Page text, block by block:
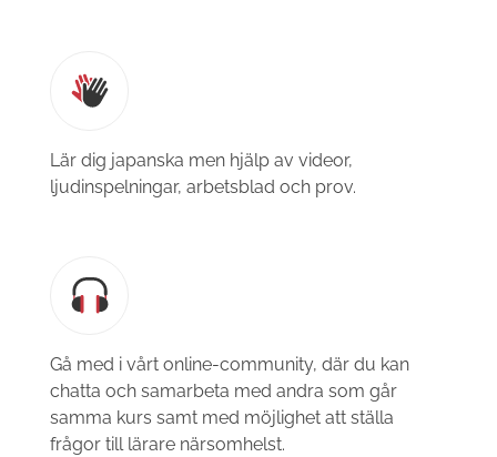
Lär dig japanska men hjälp av videor,
ljudinspelningar, arbetsblad och prov.
Gå med i vårt online-community, där du kan
chatta och samarbeta med andra som går
samma kurs samt med möjlighet att ställa
frågor till lärare närsomhelst.